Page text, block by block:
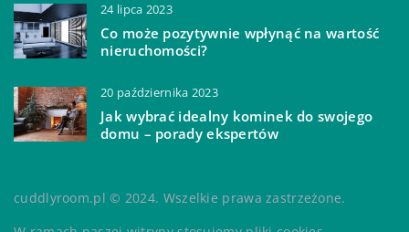
24 lipca 2023
Co może pozytywnie wpłynąć na wartość
nieruchomości?
20 października 2023
Jak wybrać idealny kominek do swojego
domu – porady ekspertów
cuddlyroom.pl © 2024. Wszelkie prawa zastrzeżone.